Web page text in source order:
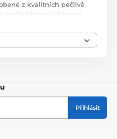
z kvalitních pečlivě
pro každodenní krmení.
Přihlásit